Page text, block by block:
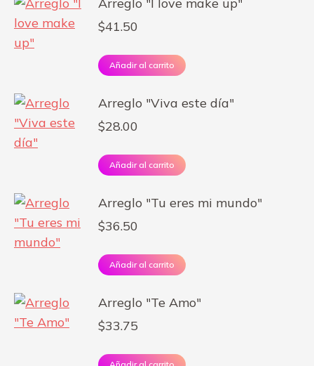
$41.50
Añadir al carrito
Arreglo "Viva este día"
$28.00
Añadir al carrito
Arreglo "Tu eres mi mundo"
$36.50
Añadir al carrito
Arreglo "Te Amo"
$33.75